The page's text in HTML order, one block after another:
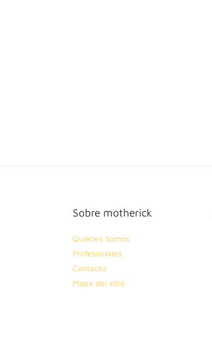
Sobre motherick
Quiénes Somos
Profesionales
Contacto
Mapa del sitio